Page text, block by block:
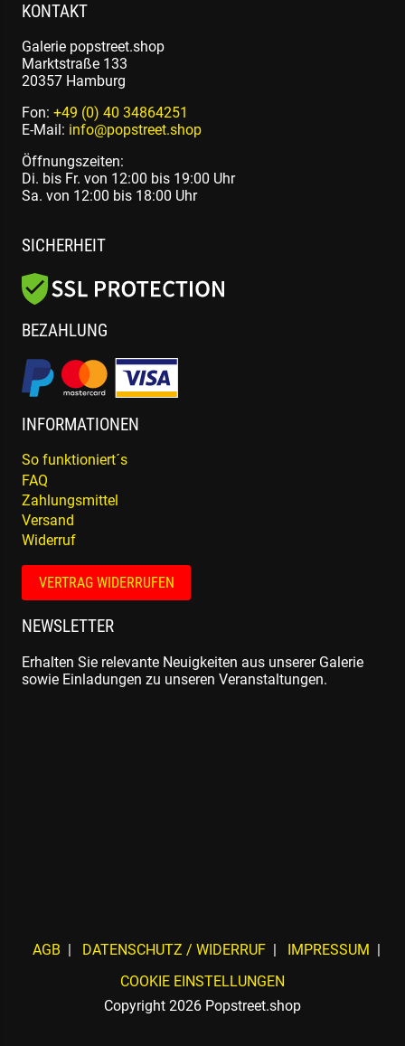
KONTAKT
Galerie popstreet.shop
Marktstraße 133
20357 Hamburg
Fon: +49 (0) 40 34864251
E-Mail: info@popstreet.shop
Öffnungszeiten:
Di. bis Fr. von 12:00 bis 19:00 Uhr
Sa. von 12:00 bis 18:00 Uhr
SICHERHEIT
BEZAHLUNG
INFORMATIONEN
So funktioniert´s
FAQ
Zahlungsmittel
Versand
Widerruf
VERTRAG WIDERRUFEN
NEWSLETTER
Erhalten Sie relevante Neuigkeiten aus unserer Galerie
sowie Einladungen zu unseren Veranstaltungen.
AGB DATENSCHUTZ / WIDERRUF
IMPRESSUM
COOKIE EINSTELLUNGEN
Copyright 2026 Popstreet.shop